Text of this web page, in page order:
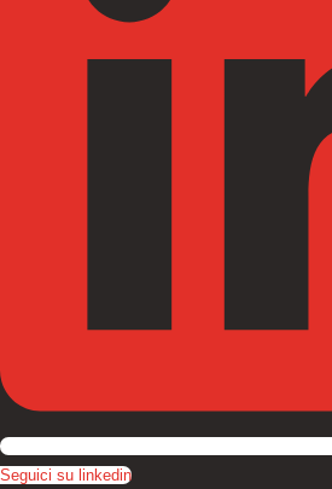
Seguici su linkedin